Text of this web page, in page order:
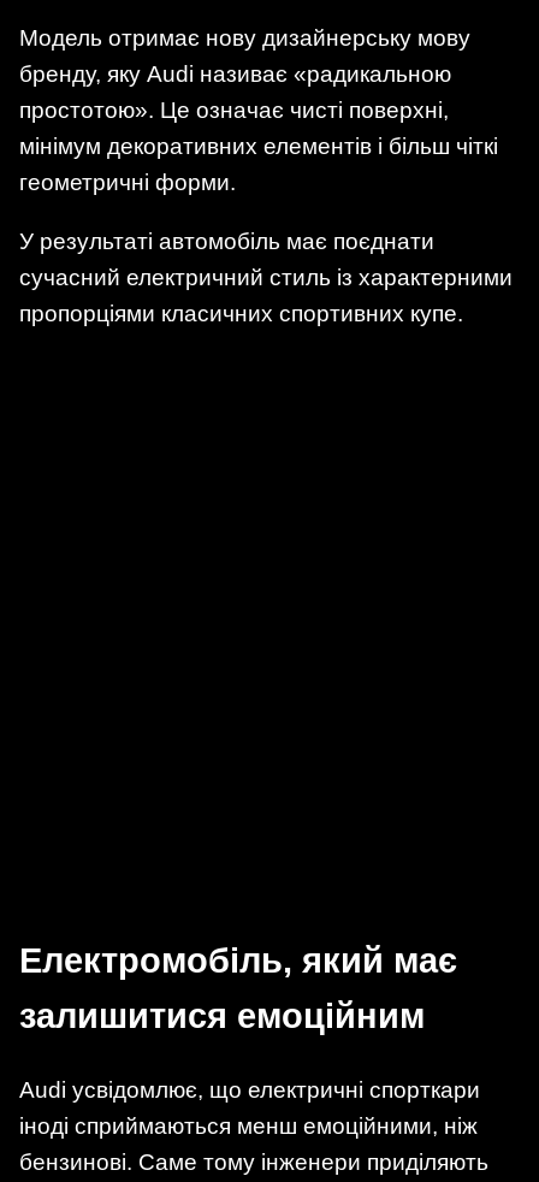
Модель отримає нову дизайнерську мову
бренду, яку Audi називає «радикальною
простотою». Це означає чисті поверхні,
мінімум декоративних елементів і більш чіткі
геометричні форми.
У результаті автомобіль має поєднати
сучасний електричний стиль із характерними
пропорціями класичних спортивних купе.
Електромобіль, який має
залишитися емоційним
Audi усвідомлює, що електричні спорткари
іноді сприймаються менш емоційними, ніж
бензинові. Саме тому інженери приділяють